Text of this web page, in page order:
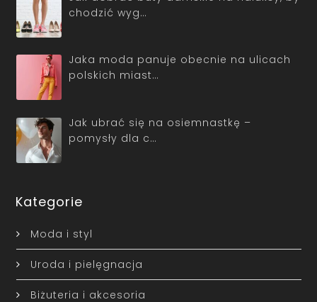
chodzić wyg…
Jaka moda panuje obecnie na ulicach
polskich miast…
Jak ubrać się na osiemnastkę –
pomysły dla c…
Kategorie
Moda i styl
Uroda i pielęgnacja
Biżuteria i akcesoria